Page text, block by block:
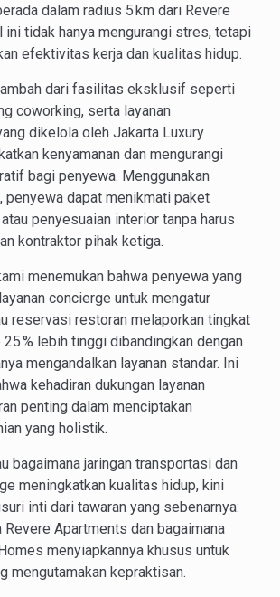
dalam radius 5 km dari Revere
ini tidak hanya mengurangi stres, tetapi
efektivitas kerja dan kualitas hidup.
dari fasilitas eksklusif seperti
coworking, serta layanan
dikelola oleh Jakarta Luxury
kenyamanan dan mengurangi
bagi penyewa. Menggunakan
penyewa dapat menikmati paket
penyesuaian interior tanpa harus
kontraktor pihak ketiga.
menemukan bahwa penyewa yang
concierge untuk mengatur
reservasi restoran melaporkan tingkat
% lebih tinggi dibandingkan dengan
mengandalkan layanan standar. Ini
kehadiran dukungan layanan
penting dalam menciptakan
yang holistik.
bagaimana jaringan transportasi dan
meningkatkan kualitas hidup, kini
inti dari tawaran yang sebenarnya:
Revere Apartments dan bagaimana
menyiapkannya khusus untuk
mengutamakan kepraktisan.